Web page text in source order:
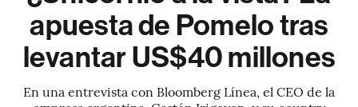
apuesta de Pomelo tras
levantar US$40 millones
En una entrevista con Bloomberg Línea, el CEO de la